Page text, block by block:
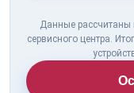
Данные рассчитаны
сервисного центра.